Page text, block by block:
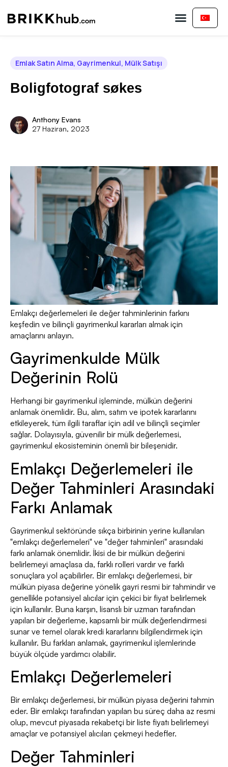
Emlak Satın Alma, Gayrimenkul, Mülk Satışı
Boligfotograf søkes
Anthony Evans
27 Haziran, 2023
Emlakçı değerlemeleri ile değer tahminlerinin farkını
keşfedin ve bilinçli gayrimenkul kararları almak için
amaçlarını anlayın.
Gayrimenkulde Mülk
Değerinin Rolü
Herhangi bir gayrimenkul işleminde, mülkün değerini
anlamak önemlidir. Bu, alım, satım ve ipotek kararlarını
etkileyerek, tüm ilgili taraflar için adil ve bilinçli seçimler
sağlar. Dolayısıyla, güvenilir bir mülk değerlemesi,
gayrimenkul ekosisteminin önemli bir bileşenidir.
Emlakçı Değerlemeleri ile
Değer Tahminleri Arasındaki
Farkı Anlamak
Gayrimenkul sektöründe sıkça birbirinin yerine kullanılan
"emlakçı değerlemeleri" ve "değer tahminleri" arasındaki
farkı anlamak önemlidir. İkisi de bir mülkün değerini
belirlemeyi amaçlasa da, farklı rolleri vardır ve farklı
sonuçlara yol açabilirler. Bir emlakçı değerlemesi, bir
mülkün piyasa değerine yönelik gayri resmi bir tahmindir ve
genellikle potansiyel alıcılar için çekici bir fiyat belirlemek
için kullanılır. Buna karşın, lisanslı bir uzman tarafından
yapılan bir değerleme, kapsamlı bir mülk değerlendirmesi
sunar ve temel olarak kredi kararlarını bilgilendirmek için
kullanılır. Bu farkları anlamak, gayrimenkul işlemlerinde
büyük ölçüde yardımcı olabilir.
Emlakçı Değerlemeleri
Bir emlakçı değerlemesi, bir mülkün piyasa değerini tahmin
eder. Bir emlakçı tarafından yapılan bu süreç daha az resmi
olup, mevcut piyasada rekabetçi bir liste fiyatı belirlemeyi
amaçlar ve potansiyel alıcıları çekmeyi hedefler.
Değer Tahminleri